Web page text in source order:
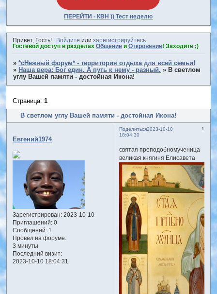
ПЕРЕЙТИ - КВН )) Тест неделю
Привет, Гость! Войдите или зарегистрируйтесь.
Гостевой доступ в разделах Общениеи Откровение! Заходите ;)
»*сНежный форум* - территория отдыха для всей семьи!
» Наша вера: Бог един. А путь к нему - разный. » В светлом
углу Вашей памяти - достойная Икона!
В светлом углу Вашей памяти - достойная Икона!
Страница:1
Поделиться 1
2023-10-10
18:04:30
Евгений1974
Зарегистрирован: 2023-10-10
Приглашений:0
Сообщений:1
Провел на форуме:
3 минуты
Последний визит:
2023-10-10 18:04:31
святая преподобномученица
великая княгиня Елисавета